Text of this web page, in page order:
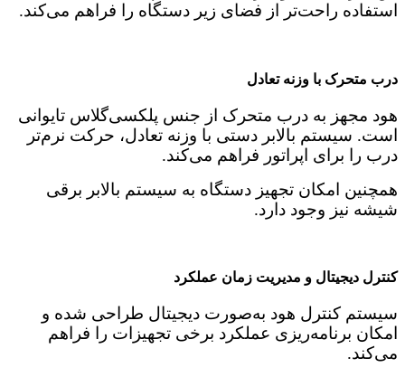
استفاده راحت‌تر از فضای زیر دستگاه را فراهم می‌کند.
درب متحرک با وزنه تعادل
هود مجهز به درب متحرک از جنس پلکسی‌گلاس تایوانی
است. سیستم بالابر دستی با وزنه تعادل، حرکت نرم‌تر
درب را برای اپراتور فراهم می‌کند.
همچنین امکان تجهیز دستگاه به سیستم بالابر برقی
شیشه نیز وجود دارد.
کنترل دیجیتال و مدیریت زمان عملکرد
سیستم کنترل هود به‌صورت دیجیتال طراحی شده و
امکان برنامه‌ریزی عملکرد برخی تجهیزات را فراهم
می‌کند.